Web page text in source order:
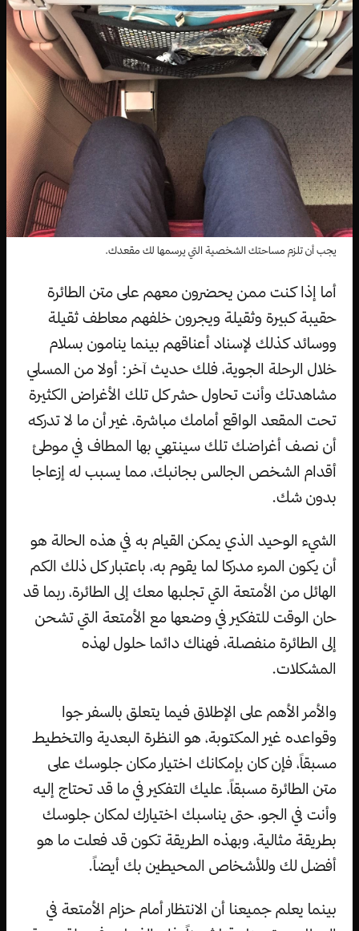
يجب أن تلزم مساحتك الشخصية التي يرسمها لك مقعدك.
أما إذا كنت ممن يحضرون معهم على متن الطائرة
حقيبة كبيرة وثقيلة ويجرون خلفهم معاطف ثقيلة
ووسائد كذلك لإسناد أعناقهم بينما ينامون بسلام
خلال الرحلة الجوية، فلك حديث آخر: أولا من المسلي
مشاهدتك وأنت تحاول حشر كل تلك الأغراض الكثيرة
تحت المقعد الواقع أمامك مباشرة، غير أن ما لا تدركه
أن نصف أغراضك تلك سينتهي بها المطاف في موطئ
أقدام الشخص الجالس بجانبك، مما يسبب له إزعاجا
بدون شك.
الشيء الوحيد الذي يمكن القيام به في هذه الحالة هو
أن يكون المرء مدركا لما يقوم به، باعتبار كل ذلك الكم
الهائل من الأمتعة التي تجلبها معك إلى الطائرة، ربما قد
حان الوقت للتفكير في وضعها مع الأمتعة التي تشحن
إلى الطائرة منفصلة، فهناك دائما حلول لهذه
المشكلات.
والأمر الأهم على الإطلاق فيما يتعلق بالسفر جوا
وقواعده غير المكتوبة، هو النظرة البعدية والتخطيط
مسبقاً، فإن كان بإمكانك اختيار مكان جلوسك على
متن الطائرة مسبقاً، عليك التفكير في ما قد تحتاج إليه
وأنت في الجو، حتى يناسبك اختيارك لمكان جلوسك
بطريقة مثالية، وبهذه الطريقة تكون قد فعلت ما هو
أفضل لك وللأشخاص المحيطين بك أيضاً.
بينما يعلم جميعنا أن الانتظار أمام حزام الأمتعة في